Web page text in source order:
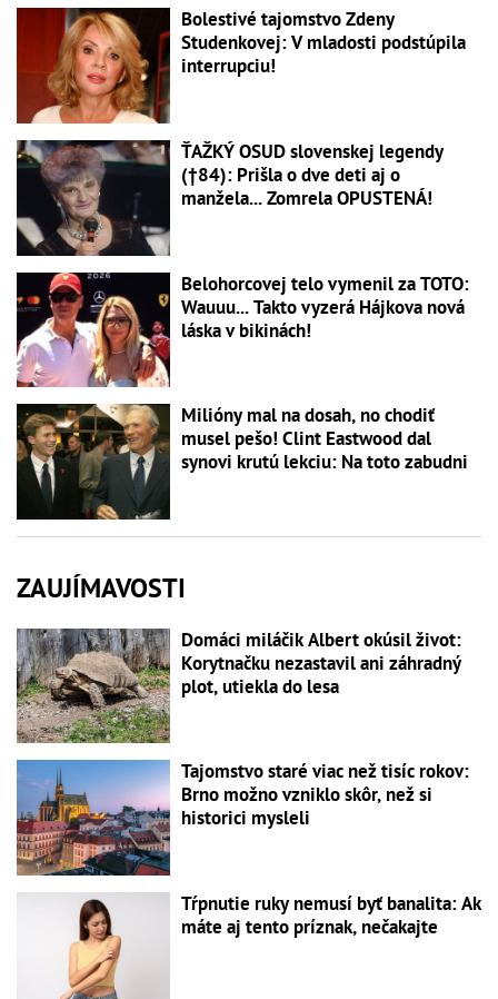
Bolestivé tajomstvo Zdeny
Studenkovej: V mladosti podstúpila
interrupciu!
ŤAŽKÝ OSUD slovenskej legendy
(†84): Prišla o dve deti aj o
manžela... Zomrela OPUSTENÁ!
Belohorcovej telo vymenil za TOTO:
Wauuu... Takto vyzerá Hájkova nová
láska v bikinách!
Milióny mal na dosah, no chodiť
musel pešo! Clint Eastwood dal
synovi krutú lekciu: Na toto zabudni
ZAUJÍMAVOSTI
Domáci miláčik Albert okúsil život:
Korytnačku nezastavil ani záhradný
plot, utiekla do lesa
Tajomstvo staré viac než tisíc rokov:
Brno možno vzniklo skôr, než si
historici mysleli
Tŕpnutie ruky nemusí byť banalita: Ak
máte aj tento príznak, nečakajte